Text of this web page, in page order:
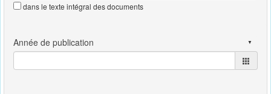
dans le texte intégral des documents